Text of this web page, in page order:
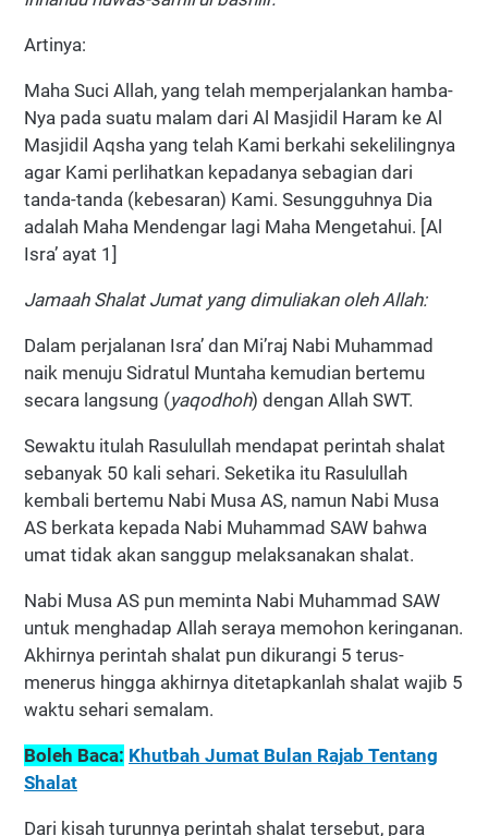
Artinya:
Maha Suci Allah, yang telah memperjalankan hamba-
Nya pada suatu malam dari Al Masjidil Haram ke Al
Masjidil Aqsha yang telah Kami berkahi sekelilingnya
agar Kami perlihatkan kepadanya sebagian dari
tanda-tanda (kebesaran) Kami. Sesungguhnya Dia
adalah Maha Mendengar lagi Maha Mengetahui. [Al
Isra’ ayat 1]
Jamaah Shalat Jumat yang dimuliakan oleh Allah:
Dalam perjalanan Isra’ dan Mi’raj Nabi Muhammad
naik menuju Sidratul Muntaha kemudian bertemu
secara langsung (yaqodhoh) dengan Allah SWT.
Sewaktu itulah Rasulullah mendapat perintah shalat
sebanyak 50 kali sehari. Seketika itu Rasulullah
kembali bertemu Nabi Musa AS, namun Nabi Musa
AS berkata kepada Nabi Muhammad SAW bahwa
umat tidak akan sanggup melaksanakan shalat.
Nabi Musa AS pun meminta Nabi Muhammad SAW
untuk menghadap Allah seraya memohon keringanan.
Akhirnya perintah shalat pun dikurangi 5 terus-
menerus hingga akhirnya ditetapkanlah shalat wajib 5
waktu sehari semalam.
Boleh Baca: Khutbah Jumat Bulan Rajab Tentang
Shalat
Dari kisah turunnya perintah shalat tersebut, para